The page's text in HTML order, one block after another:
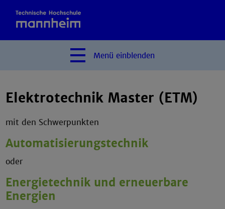
Menü einblenden
Elektrotechnik Master (ETM)
mit den Schwerpunkten
Automatisierungstechnik
oder
Energietechnik und erneuerbare
Energien